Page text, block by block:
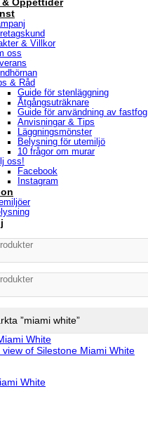
& Villkor
oss
& Råd
Guide för stenläggning
Åtgångsuträknare
Guide för användning av fastfog
Anvisningar & Tips
Läggningsmönster
Belysning för utemiljö
10 frågor om murar
oss!
Facebook
Instagram
”miami white”
White